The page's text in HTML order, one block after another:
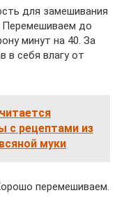
для замешивания
Перемешиваем до
минут на 40. За
в себя влагу от
с рецептами из
муки
перемешиваем.